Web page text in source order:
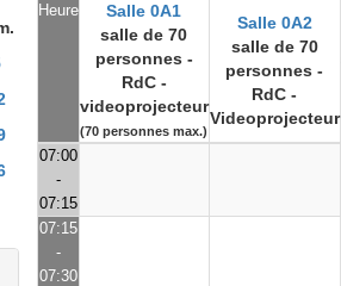
Heure
Salle 0A1
salle de 70
personnes -
RdC -
videoprojecteur
(70 personnes max.)
Salle 0A2
salle de 70
personnes -
RdC -
Videoprojecteur
07:00
-
07:15
07:15
-
07:30